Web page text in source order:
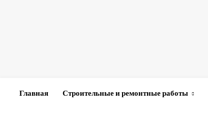
Главная Строительные и ремонтные работы